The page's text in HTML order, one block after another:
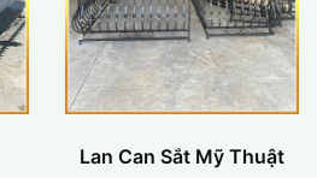
Lan Can Sắt Mỹ Thuật